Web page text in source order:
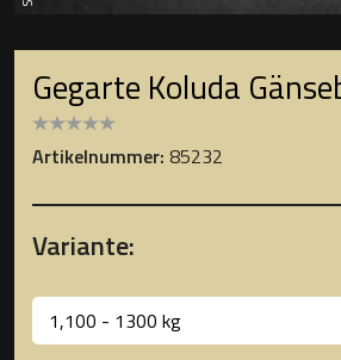
Gegarte Koluda
Artikelnummer: 85232
Variante: